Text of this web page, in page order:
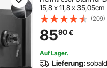
15,8 x 11,8 x 35,05cm
(209)
8590€
Auf Lager.
Lieferung:sobald